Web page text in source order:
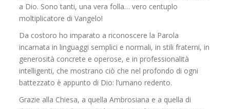
a Dio. Sono tanti, una vera folla… vero centuplo
moltiplicatore di Vangelo!
Da costoro ho imparato a riconoscere la Parola
incarnata in linguaggi semplici e normali, in stili fraterni, in
generosità concrete e operose, e in professionalità
intelligenti, che mostrano ciò che nel profondo di ogni
battezzato è appunto di Dio: l’umano redento.
Grazie alla Chiesa, a quella Ambrosiana e a quella di